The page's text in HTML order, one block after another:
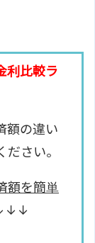
利比較ラ
額の違い
さい。
額を簡単
↓↓↓